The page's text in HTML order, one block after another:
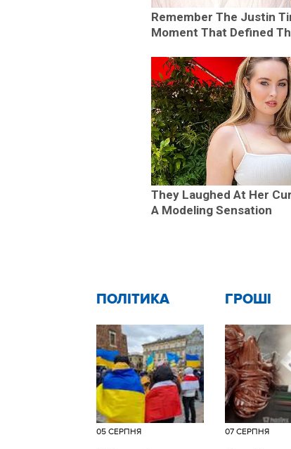
Remember The Justin
Moment That Defined
They Laughed At Her
A Modeling Sensation
ПОЛІТИКА
05 СЕРПНЯ
ГРОШІ
07 СЕРПНЯ